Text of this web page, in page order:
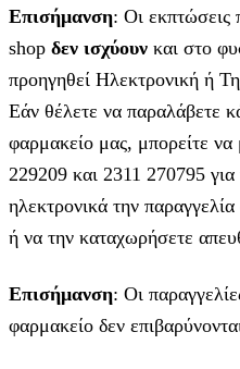
Επισήμανση: Οι εκπτώσεις
shop δεν ισχύουν και στο
προηγηθεί Ηλεκτρονική ή
Εάν θέλετε να παραλάβετε
φαρμακείο μας, μπορείτε
229209 και 2311 270795
ηλεκτρονικά την
ή να την καταχωρήσετε
Επισήμανση: Οι
φαρμακείο δεν